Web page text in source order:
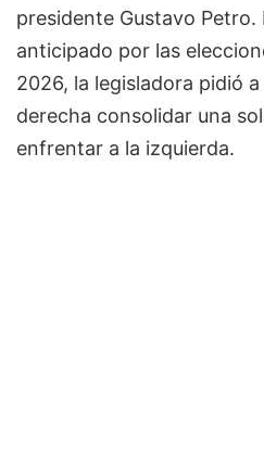
presidente Gustavo
anticipado por las
2026, la legisladora pidió
derecha consolidar una
enfrentar a la izquierda.